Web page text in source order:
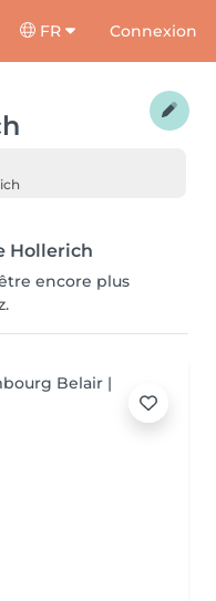
FR Connexion
Hollerich
encore plus